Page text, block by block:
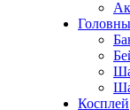
Косплей